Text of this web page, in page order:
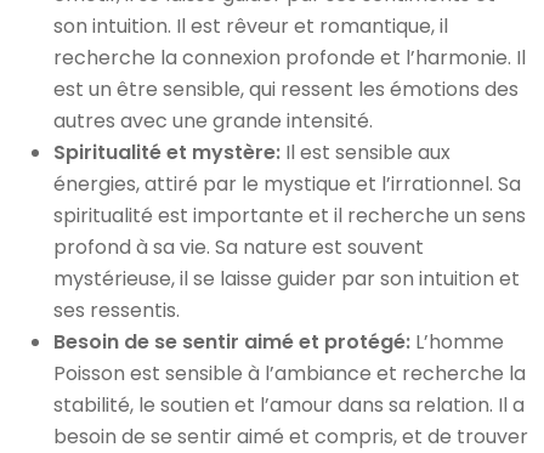
son intuition. Il est rêveur et romantique, il
recherche la connexion profonde et l’harmonie. Il
est un être sensible, qui ressent les émotions des
autres avec une grande intensité.
Spiritualité et mystère: Il est sensible aux
énergies, attiré par le mystique et l’irrationnel. Sa
spiritualité est importante et il recherche un sens
profond à sa vie. Sa nature est souvent
mystérieuse, il se laisse guider par son intuition et
ses ressentis.
Besoin de se sentir aimé et protégé: L’homme
Poisson est sensible à l’ambiance et recherche la
stabilité, le soutien et l’amour dans sa relation. Il a
besoin de se sentir aimé et compris, et de trouver